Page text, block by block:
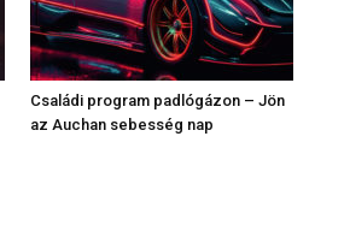
Családi program padlógázon – Jön
az Auchan sebesség nap